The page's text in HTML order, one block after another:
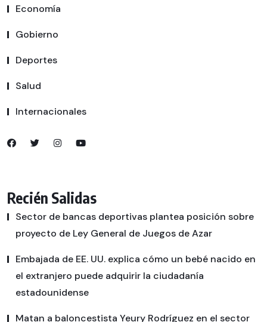
Economía
Gobierno
Deportes
Salud
Internacionales
Recién Salidas
Sector de bancas deportivas plantea posición sobre
proyecto de Ley General de Juegos de Azar
Embajada de EE. UU. explica cómo un bebé nacido en
el extranjero puede adquirir la ciudadanía
estadounidense
Matan a baloncestista Yeury Rodríguez en el sector